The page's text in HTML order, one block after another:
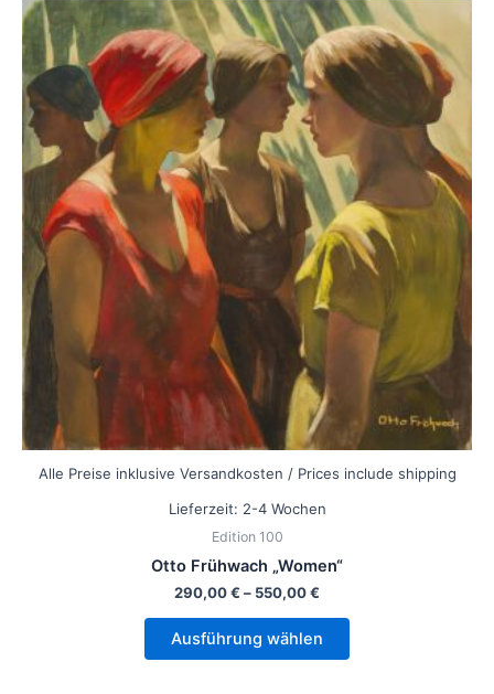
Alle Preise inklusive Versandkosten / Prices include shipping
Lieferzeit: 2-4 Wochen
Edition 100
Otto Frühwach „Women“
290,00€ – 550,00€
Ausführung wählen
Dieses
Produkt
weist
Varianten
auf.
Die
Optionen
können
auf
der
gewählt
werden